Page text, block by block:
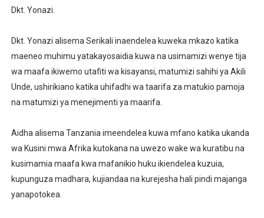
Dkt. Yonazi.
Dkt. Yonazi alisema Serikali inaendelea kuweka mkazo katika
maeneo muhimu yatakayosaidia kuwa na usimamizi wenye tija
wa maafa ikiwemo utafiti wa kisayansi, matumizi sahihi ya Akili
Unde, ushirikiano katika uhifadhi wa taarifa za matukio pamoja
na matumizi ya menejimenti ya maarifa.
Aidha alisema Tanzania imeendelea kuwa mfano katika ukanda
wa Kusini mwa Afrika kutokana na uwezo wake wa kuratibu na
kusimamia maafa kwa mafanikio huku ikiendelea kuzuia,
kupunguza madhara, kujiandaa na kurejesha hali pindi majanga
yanapotokea.